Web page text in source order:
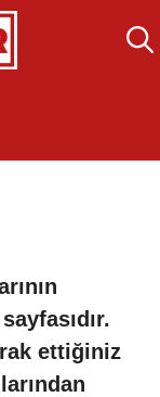
ettiğiniz